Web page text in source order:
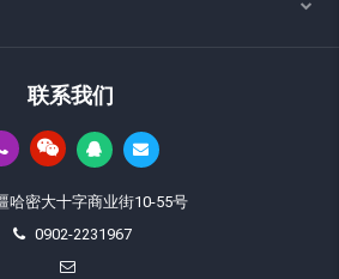
联系我们
哈密大十字商业街10-55号
0902-2231967